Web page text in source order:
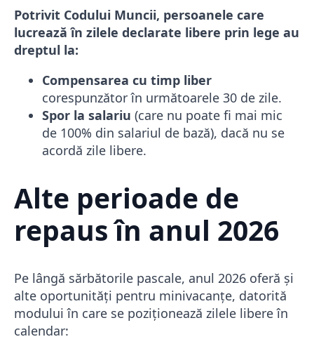
Potrivit Codului Muncii, persoanele care
lucrează în zilele declarate libere prin lege au
dreptul la:
Compensarea cu timp liber
corespunzător în următoarele 30 de zile.
Spor la salariu (care nu poate fi mai mic
de 100% din salariul de bază), dacă nu se
acordă zile libere.
Alte perioade de
repaus în anul 2026
Pe lângă sărbătorile pascale, anul 2026 oferă și
alte oportunități pentru minivacanțe, datorită
modului în care se poziționează zilele libere în
calendar: